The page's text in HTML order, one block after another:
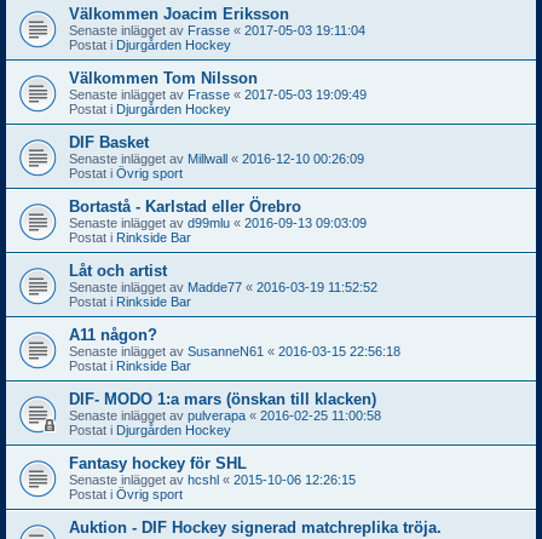
Välkommen Joacim Eriksson
Senaste inlägget av Frasse « 2017-05-03 19:11:04
Postat i Djurgården Hockey
Välkommen Tom Nilsson
Senaste inlägget av Frasse « 2017-05-03 19:09:49
Postat i Djurgården Hockey
DIF Basket
Senaste inlägget av Millwall « 2016-12-10 00:26:09
Postat i Övrig sport
Bortastå - Karlstad eller Örebro
Senaste inlägget av d99mlu « 2016-09-13 09:03:09
Postat i Rinkside Bar
Låt och artist
Senaste inlägget av Madde77 « 2016-03-19 11:52:52
Postat i Rinkside Bar
A11 någon?
Senaste inlägget av SusanneN61 « 2016-03-15 22:56:18
Postat i Rinkside Bar
DIF- MODO 1:a mars (önskan till klacken)
Senaste inlägget av pulverapa « 2016-02-25 11:00:58
Postat i Djurgården Hockey
Fantasy hockey för SHL
Senaste inlägget av hcshl « 2015-10-06 12:26:15
Postat i Övrig sport
Auktion - DIF Hockey signerad matchreplika tröja.